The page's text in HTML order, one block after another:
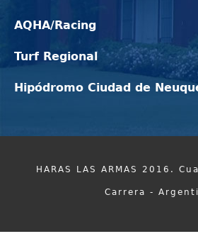
AQHA/Racing
Turf Regional
Hipódromo Ciudad de
HARAS LAS ARMAS 2016.
Carrera -